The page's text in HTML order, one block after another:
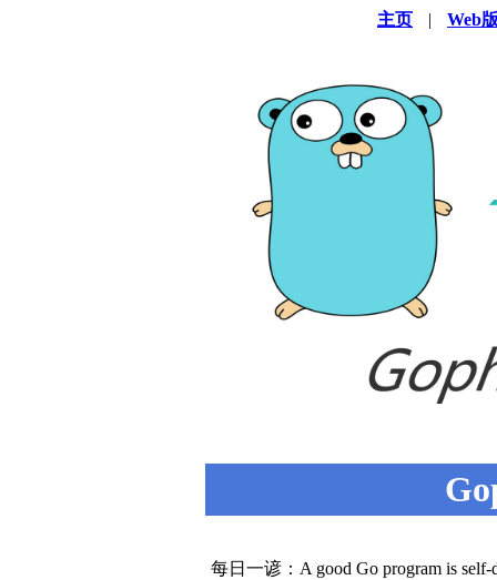
主页 | Web
每日一谚：A good Go program is self-